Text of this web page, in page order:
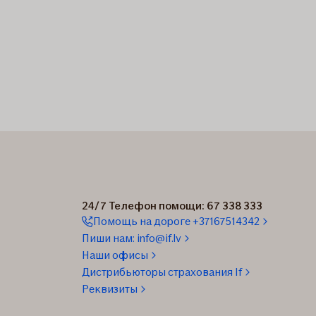
24/7 Телефон помощи: 67 338 333
Помощь на дороге +37167514342
Пиши нам: info@if.lv
Наши офисы
Дистрибьюторы страхования If
Реквизиты